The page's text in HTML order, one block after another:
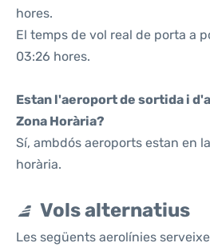
hores.
El temps de vol real de porta a
03:26 hores.
Estan l'aeroport de sortida i
Zona Horària?
Sí, ambdós aeroports estan en
horària.
Vols alternatius
Les següents aerolínies